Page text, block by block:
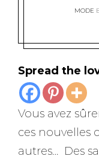
MODE
Spread the
Vous avez
ces nouvelles
autres… Des